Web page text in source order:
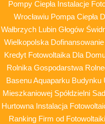
Pompy Ciepła Instalacje
Wrocławiu Pompa Ciepła
Wałbrzych Lubin Głogów
Wielkopolska
Kredyt Fotowoltaika Dla
Rolnika Gospodarstwa
Basenu Aquaparku
Mieszkaniowej Spółdzielni
Hurtowna Instalacja
Ranking Firm od